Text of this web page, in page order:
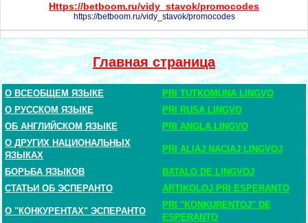
Https://betboom.ru/vidy_stavok/promocodes
https://betboom.ru/vidy_stavok/promocodes
Главная страница
О ВСЕОБЩЕМ ЯЗЫКЕ
PRI TUTKOMUNA LINGVO
О РУССКОМ ЯЗЫКЕ
PRI RUSA LINGVO
ОБ АНГЛИЙСКОМ ЯЗЫКЕ
PRI ANGLA LINGVO
О ДРУГИХ НАЦИОНАЛЬНЫХ
ЯЗЫКАХ
PRI ALIAJ NACIAJ LINGVOJ
БОРЬБА ЯЗЫКОВ
BATALO DE LINGVOJ
СТАТЬИ ОБ ЭСПЕРАНТО
ARTIKOLOJ PRI ESPERANTO
О "КОНКУРЕНТАХ" ЭСПЕРАНТО
PRI "KONKURENTOJ" DE
ESPERANTO